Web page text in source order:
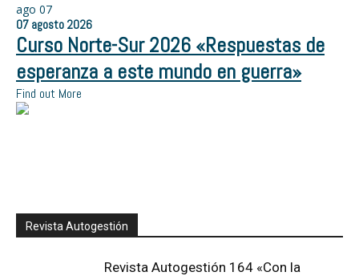
ago 07
07 agosto 2026
Curso Norte-Sur 2026 «Respuestas de
esperanza a este mundo en guerra»
Find out More
Revista Autogestión
Revista Autogestión 164 «Con la